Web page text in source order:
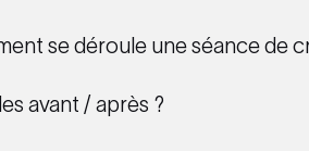
se déroule une séance de
avant / après ?